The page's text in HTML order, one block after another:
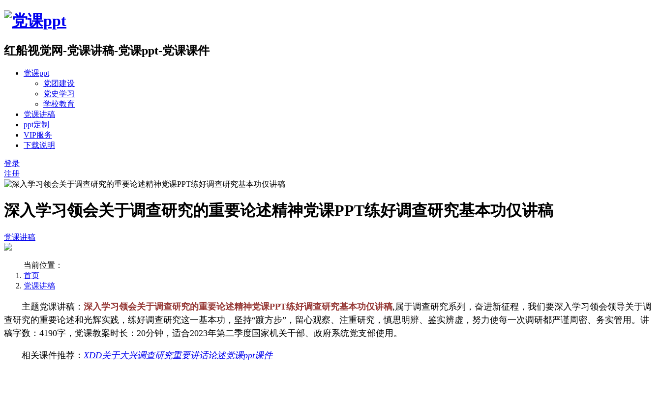
红船视觉网-党课讲稿-党课ppt-党课课件
党课ppt
党团建设
党史学习
学校教育
党课讲稿
ppt定制
VIP服务
下载说明
登录
注册
深入学习领会关于调查研究的重要论述精神党课PPT练好调查研究基本功仅讲稿
党课讲稿
当前位置：
首页
党课讲稿
主题党课讲稿： 深入学习领会关于调查研究的重要论述精神党课PPT练好调查研究基本功仅讲稿,属于调查研究系列，奋进新征程，我们要深入学习领会领导关于调
查研究的重要论述和光辉实践，练好调查研究这一基本功，坚持“踱方步”，留心观察、注重研究，慎思明辨、鉴实辨虚，努力使每一次调研都严谨周密、务实管用。讲
稿字数：4190字，党课教案时长：20分钟，适合2023年第二季度国家机关干部、政府系统党支部使用。
相关课件推荐： XDD关于大兴调查研究重要讲话论述党课ppt课件